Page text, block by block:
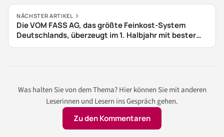
NÄCHSTER ARTIKEL
Die VOM FASS AG, das größte Feinkost-System
Deutschlands, überzeugt im 1. Halbjahr mit bester
Qualität und Innovationen
Was halten Sie von dem Thema? Hier können Sie mit anderen
Leserinnen und Lesern ins Gespräch gehen.
Zu den Kommentaren